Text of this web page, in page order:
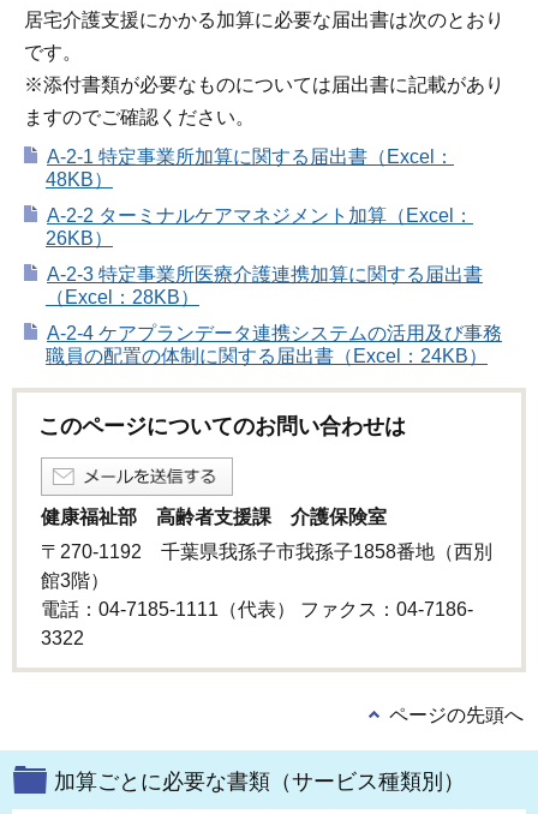
居宅介護支援にかかる加算に必要な届出書は次のとおり
です。
※添付書類が必要なものについては届出書に記載があり
ますのでご確認ください。
A-2-1 特定事業所加算に関する届出書（Excel：
48KB）
A-2-2 ターミナルケアマネジメント加算（Excel：
26KB）
A-2-3 特定事業所医療介護連携加算に関する届出書
（Excel：28KB）
A-2-4 ケアプランデータ連携システムの活用及び事務
職員の配置の体制に関する届出書（Excel：24KB）
このページについてのお問い合わせは
健康福祉部 高齢者支援課 介護保険室
〒270-1192 千葉県我孫子市我孫子1858番地（西別
館3階）
電話：04-7185-1111（代表） ファクス：04-7186-
3322
ページの先頭へ
加算ごとに必要な書類（サービス種類別）